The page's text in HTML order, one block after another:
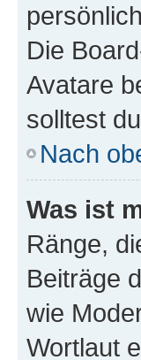
Die
Avatare
solltest
Nach
Was ist
Ränge,
Beiträge
wie
Wortlaut